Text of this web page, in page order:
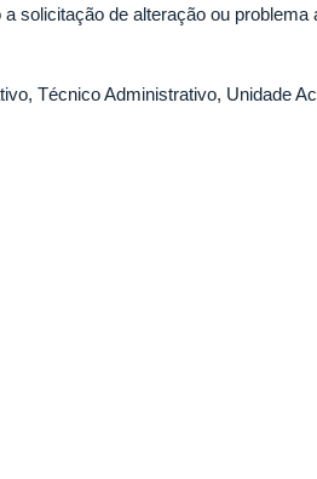
solicitação de alteração ou problema
Técnico Administrativo, Unidade